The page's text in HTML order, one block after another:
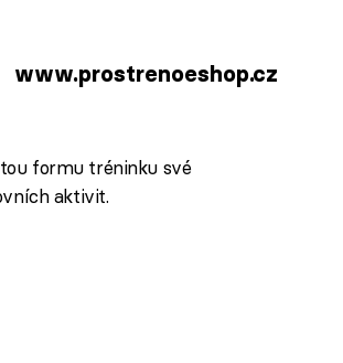
www.prostrenoeshop.cz
formu tréninku své
aktivit.